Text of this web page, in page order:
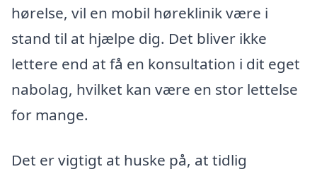
hørelse, vil en mobil høreklinik være i
stand til at hjælpe dig. Det bliver ikke
lettere end at få en konsultation i dit eget
nabolag, hvilket kan være en stor lettelse
for mange.
Det er vigtigt at huske på, at tidlig